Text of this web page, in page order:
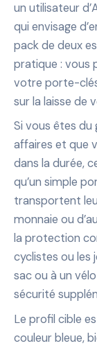
un utilisateur
qui envisage
pack de deux
pratique : vous
votre porte-
sur la laisse de
Si vous êtes du
affaires et que
dans la durée,
qu’un simple
transportent
monnaie ou
la protection
cyclistes ou les
sac ou à un
sécurité
Le profil cible
couleur bleue,